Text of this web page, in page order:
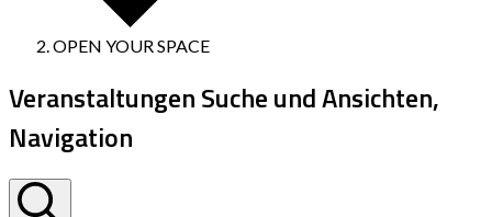
OPEN YOUR SPACE
Veranstaltungen Suche und Ansichten,
Navigation